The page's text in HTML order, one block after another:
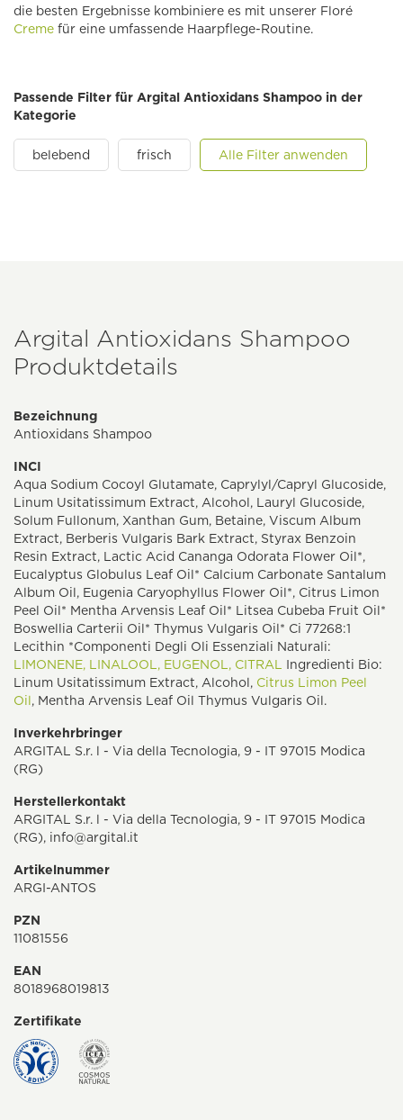
die besten Ergebnisse kombiniere es mit unserer Floré
Creme für eine umfassende Haarpflege-Routine.
Passende Filter für Argital Antioxidans Shampoo in der
Kategorie
belebend frisch Alle Filter anwenden
Argital Antioxidans Shampoo
Produktdetails
Bezeichnung
Antioxidans Shampoo
INCI
Aqua Sodium Cocoyl Glutamate, Caprylyl/Capryl Glucoside,
Linum Usitatissimum Extract, Alcohol, Lauryl Glucoside,
Solum Fullonum, Xanthan Gum, Betaine, Viscum Album
Extract, Berberis Vulgaris Bark Extract, Styrax Benzoin
Resin Extract, Lactic Acid Cananga Odorata Flower Oil*,
Eucalyptus Globulus Leaf Oil* Calcium Carbonate Santalum
Album Oil, Eugenia Caryophyllus Flower Oil*, Citrus Limon
Peel Oil* Mentha Arvensis Leaf Oil* Litsea Cubeba Fruit Oil*
Boswellia Carterii Oil* Thymus Vulgaris Oil* Ci 77268:1
Lecithin *Componenti Degli Oli Essenziali Naturali:
LIMONENE, LINALOOL, EUGENOL, CITRAL Ingredienti Bio:
Linum Usitatissimum Extract, Alcohol, Citrus Limon Peel
Oil, Mentha Arvensis Leaf Oil Thymus Vulgaris Oil.
Inverkehrbringer
ARGITAL S.r. l - Via della Tecnologia, 9 - IT 97015 Modica
(RG)
Herstellerkontakt
ARGITAL S.r. l - Via della Tecnologia, 9 - IT 97015 Modica
(RG), info@argital.it
Artikelnummer
ARGI-ANTOS
PZN
11081556
EAN
8018968019813
Zertifikate